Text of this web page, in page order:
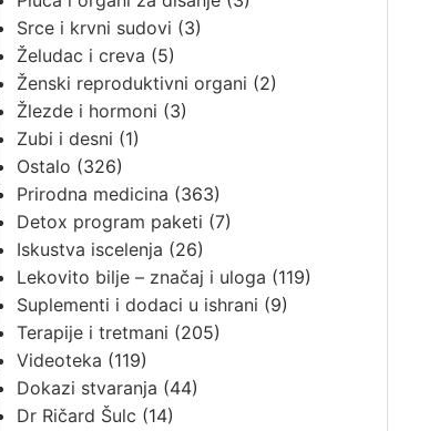
Srce i krvni sudovi (3)
Želudac i creva (5)
Ženski reproduktivni organi (2)
Žlezde i hormoni (3)
Zubi i desni (1)
Ostalo (326)
Prirodna medicina (363)
Detox program paketi (7)
Iskustva iscelenja (26)
Lekovito bilje – značaj i uloga (119)
Suplementi i dodaci u ishrani (9)
Terapije i tretmani (205)
Videoteka (119)
Dokazi stvaranja (44)
Dr Ričard Šulc (14)